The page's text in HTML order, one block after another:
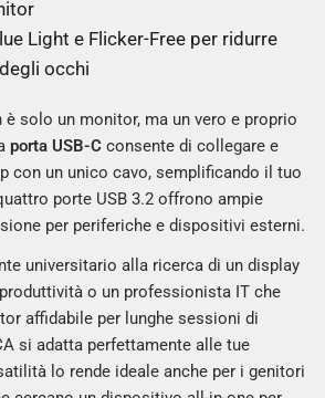
Light e Flicker-Free per ridurre
occhi
è solo un monitor, ma un vero e proprio
porta USB-C consente di collegare e
con un unico cavo, semplificando il tuo
porte USB 3.2 offrono ampie
per periferiche e dispositivi esterni.
universitario alla ricerca di un display
o un professionista IT che
affidabile per lunghe sessioni di
si adatta perfettamente alle tue
lo rende ideale anche per i genitori